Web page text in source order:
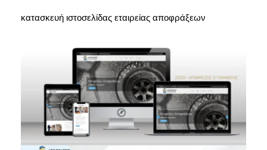
κατασκευή ιστοσελίδας εταιρείας αποφράξεων